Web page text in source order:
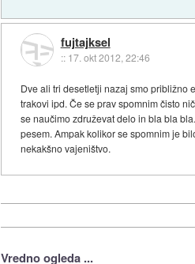
fujtajksel
:: 17. okt 2012, 22:46
Dve ali tri desetletji nazaj smo približno
trakovi ipd. Če se prav spomnim čisto
se naučimo združevat delo in bla bla
pesem. Ampak kolikor se spomnim je
nekakšno vajeništvo.
Vredno ogleda ...